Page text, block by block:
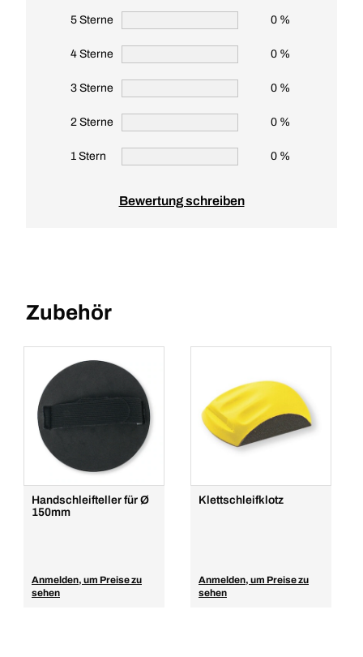
5 Sterne 0 %
4 Sterne 0 %
3 Sterne 0 %
2 Sterne 0 %
1 Stern 0 %
Bewertung schreiben
Zubehör
Handschleifteller für Ø
150mm
Anmelden, um Preise zu
sehen
Klettschleifklotz
Anmelden, um Preise zu
sehen